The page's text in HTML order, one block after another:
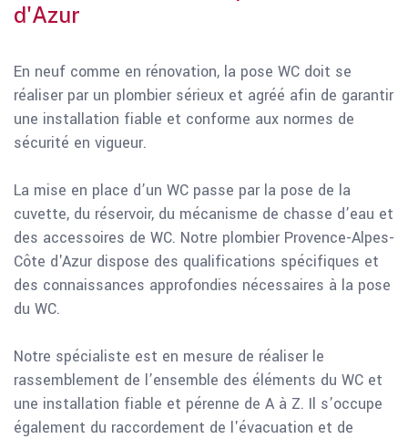
d'Azur
En neuf comme en rénovation, la pose WC doit se
réaliser par un plombier sérieux et agréé afin de garantir
une installation fiable et conforme aux normes de
sécurité en vigueur.
La mise en place d’un WC passe par la pose de la
cuvette, du réservoir, du mécanisme de chasse d’eau et
des accessoires de WC. Notre plombier Provence-Alpes-
Côte d'Azur dispose des qualifications spécifiques et
des connaissances approfondies nécessaires à la pose
du WC.
Notre spécialiste est en mesure de réaliser le
rassemblement de l’ensemble des éléments du WC et
une installation fiable et pérenne de A à Z. Il s’occupe
également du raccordement de l'évacuation et de